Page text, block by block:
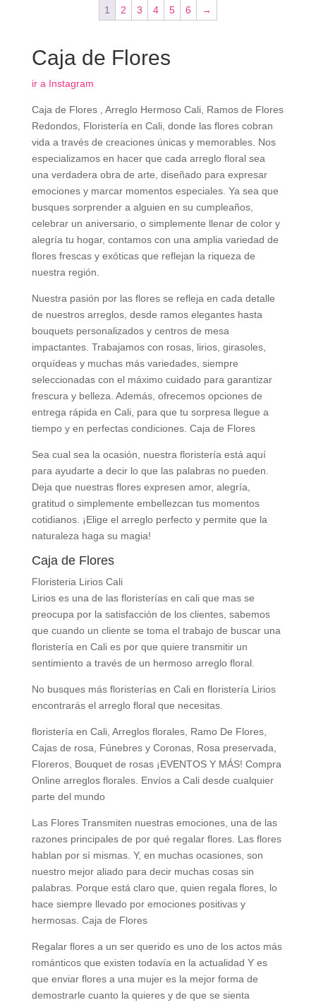
1 2 3 4 5 6 →
Caja de Flores
ir a Instagram
Caja de Flores , Arreglo Hermoso Cali, Ramos de Flores
Redondos, Floristería en Cali, donde las flores cobran
vida a través de creaciones únicas y memorables. Nos
especializamos en hacer que cada arreglo floral sea
una verdadera obra de arte, diseñado para expresar
emociones y marcar momentos especiales. Ya sea que
busques sorprender a alguien en su cumpleaños,
celebrar un aniversario, o simplemente llenar de color y
alegría tu hogar, contamos con una amplia variedad de
flores frescas y exóticas que reflejan la riqueza de
nuestra región.
Nuestra pasión por las flores se refleja en cada detalle
de nuestros arreglos, desde ramos elegantes hasta
bouquets personalizados y centros de mesa
impactantes. Trabajamos con rosas, lirios, girasoles,
orquídeas y muchas más variedades, siempre
seleccionadas con el máximo cuidado para garantizar
frescura y belleza. Además, ofrecemos opciones de
entrega rápida en Cali, para que tu sorpresa llegue a
tiempo y en perfectas condiciones. Caja de Flores
Sea cual sea la ocasión, nuestra floristería está aquí
para ayudarte a decir lo que las palabras no pueden.
Deja que nuestras flores expresen amor, alegría,
gratitud o simplemente embellezcan tus momentos
cotidianos. ¡Elige el arreglo perfecto y permite que la
naturaleza haga su magia!
Caja de Flores
Floristeria Lirios Cali
Lirios es una de las floristerías en cali que mas se
preocupa por la satisfacción de los clientes, sabemos
que cuando un cliente se toma el trabajo de buscar una
floristería en Cali es por que quiere transmitir un
sentimiento a través de un hermoso arreglo floral.
No busques más floristerías en Cali en floristería Lirios
encontrarás el arreglo floral que necesitas.
floristería en Cali, Arreglos florales, Ramo De Flores,
Cajas de rosa, Fúnebres y Coronas, Rosa preservada,
Floreros, Bouquet de rosas ¡EVENTOS Y MÁS! Compra
Online arreglos florales. Envíos a Cali desde cualquier
parte del mundo
Las Flores Transmiten nuestras emociones, una de las
razones principales de por qué regalar flores. Las flores
hablan por sí mismas. Y, en muchas ocasiones, son
nuestro mejor aliado para decir muchas cosas sin
palabras. Porque está claro que, quien regala flores, lo
hace siempre llevado por emociones positivas y
hermosas. Caja de Flores
Regalar flores a un ser querido es uno de los actos más
románticos que existen todavía en la actualidad Y es
que enviar flores a una mujer es la mejor forma de
demostrarle cuanto la quieres y de que se sienta